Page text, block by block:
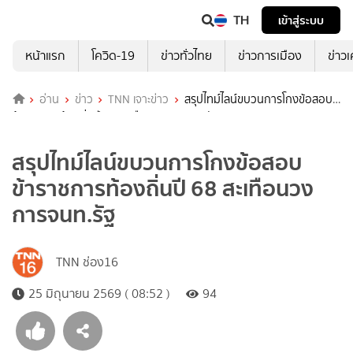
TH
เข้าสู่ระบบ
หน้าแรก
โควิด-19 ข่าวทั่วไทย ข่าวการเมือง ข่าว
อ่าน ข่าว TNN เจาะข่าว
สรุปไทม์ไลน์ขบวนการโกงข้อสอบ
ข้าราชการท้องถิ่นปี 68 สะเทือนวงการจนท.รัฐ
สรุปไทม์ไลน์ขบวนการโกงข้อสอบ
ข้าราชการท้องถิ่นปี 68 สะเทือนวง
การจนท.รัฐ
TNN ช่อง16
25 มิถุนายน 2569 ( 08:52 )
94